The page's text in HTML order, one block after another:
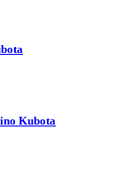
Kubota